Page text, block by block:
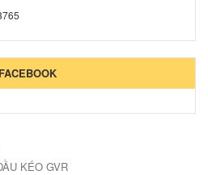
FACEBOOK
KÉO GVR